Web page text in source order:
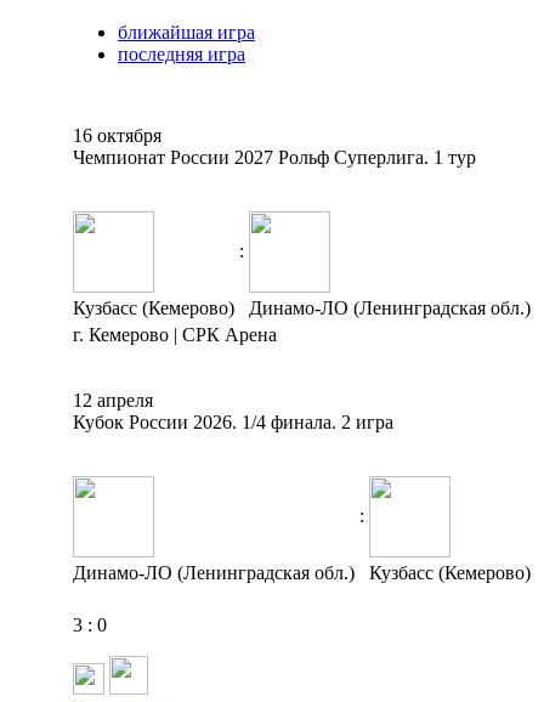
ближайшая игра
последняя игра
16 октября
Чемпионат России 2027 Рольф Суперлига. 1 тур
:
Кузбасс (Кемерово)
Динамо-ЛО (Ленинградская обл.)
г. Кемерово | СРК Арена
12 апреля
Кубок России 2026. 1/4 финала. 2 игра
:
Динамо-ЛО (Ленинградская обл.) Кузбасс (Кемерово)
3 : 0